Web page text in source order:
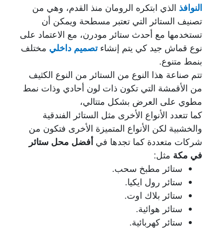
النوافذ الذي ابتكره الرومان منذ القدم، وهي من
تصنيف الستائر التي تعتبر مسطحة ويمكن أن
تستخدمها مع أحدث ستائر مودرن، مع الاعتماد على
نوع قماش جيد كي يتم إنشاءتصميم داخلي مختلف
بنمط متنوع.
تتم صناعة هذا النوع من الستائر من النوع الكثيف
من الأقمشة التي تكون ذات لون أحادي وذات نمط
مطوي على العرض بشكل متتالي،
كما تتعدد الأنواع الأخرى مثل الستائر الفندقية
والخشبية لكن الأنواع المتميزة الأخرى فتكون من
شركات متعددة كما تجدها في أفضل محل ستائر
في مكة مثل:
ستائر مطبخ سحب.
ستائر رول ايكيا.
ستائر بلاك اوت.
ستائر هوائية.
ستائر كهربائية.